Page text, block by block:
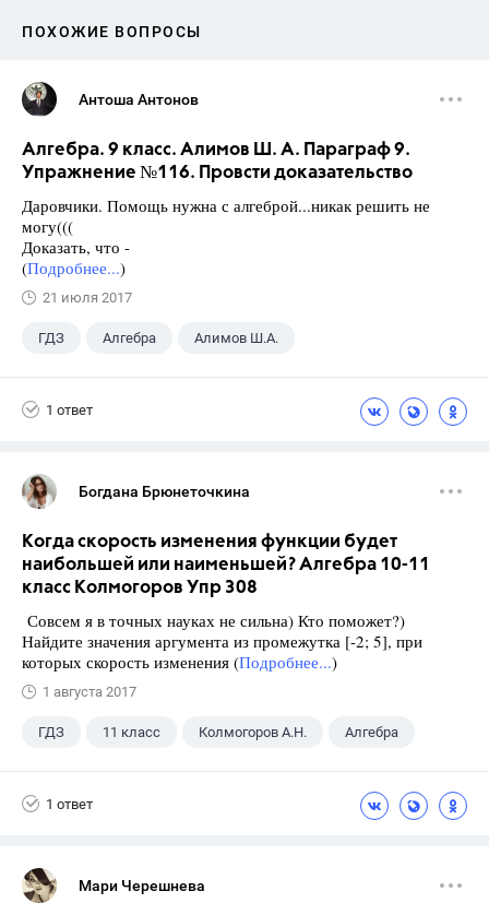
ПОХОЖИЕ ВОПРОСЫ
Антоша Антонов
Алгебра. 9 класс. Алимов Ш. А. Параграф 9.
Упражнение №116. Провсти доказательство
Даровчики. Помощь нужна с алгеброй...никак решить не
могу(((
Доказать, что -
(Подробнее...)
21 июля 2017
ГДЗ Алгебра Алимов Ш.А.
1 ответ
Богдана Брюнеточкина
Когда скорость изменения функции будет
наибольшей или наименьшей? Алгебра 10-11
класс Колмогоров Упр 308
Совсем я в точных науках не сильна) Кто поможет?)
Найдите значения аргумента из промежутка [-2; 5], при
которых скорость изменения (Подробнее...)
1 августа 2017
ГДЗ 11 класс Колмогоров А.Н. Алгебра
1 ответ
Мари Черешнева